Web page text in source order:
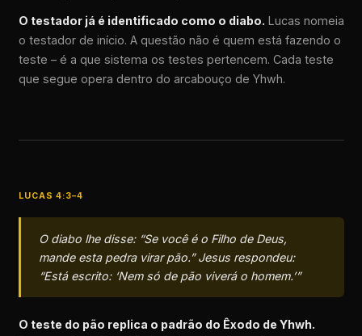
O testador já é identificado como o diabo. Lucas nomeia
o testador de início. A questão não é quem está fazendo o
teste – é a que sistema os testes pertencem. Cada teste
que segue opera dentro do arcabouço de Yhwh.
LUCAS 4:3–4
O diabo lhe disse: “Se você é o Filho de Deus,
mande esta pedra virar pão.” Jesus respondeu:
“Está escrito: ‘Nem só de pão viverá o homem.’”
O teste do pão replica o padrão do Êxodo de Yhwh.